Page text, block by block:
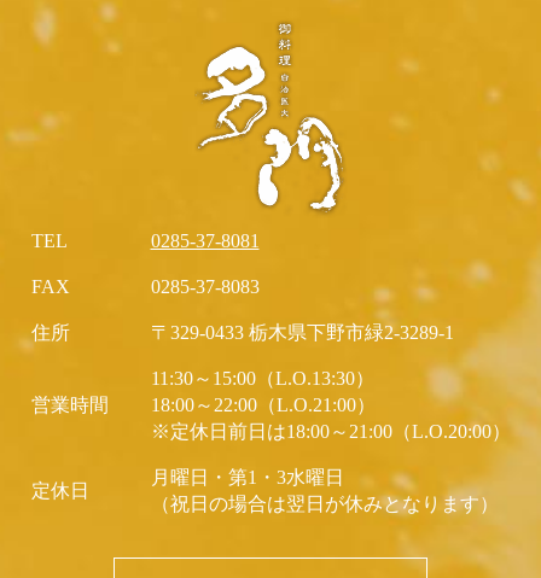
TEL 0285-37-8081
FAX 0285-37-8083
住所 〒329-0433 栃木県下野市緑2-3289-1
営業時間
11:30～15:00（L.O.13:30）
18:00～22:00（L.O.21:00）
※定休日前日は18:00～21:00（L.O.20:00）
定休日
月曜日・第1・3水曜日
（祝日の場合は翌日が休みとなります）